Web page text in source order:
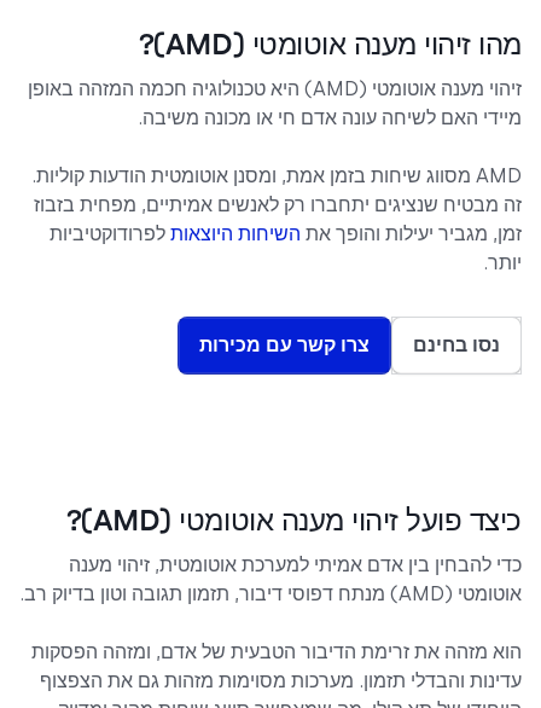
מהו זיהוי מענה אוטומטי (AMD)?
זיהוי מענה אוטומטי (AMD) היא טכנולוגיה חכמה המזהה באופן
מיידי האם לשיחה עונה אדם חי או מכונה משיבה.
AMD מסווג שיחות בזמן אמת, ומסנן אוטומטית הודעות קוליות.
זה מבטיח שנציגים יתחברו רק לאנשים אמיתיים, מפחית בזבוז
זמן, מגביר יעילות והופך אתהשיחות היוצאותלפרודוקטיביות
יותר.
נסו בחינם צרו קשר עם מכירות
כיצד פועל זיהוי מענה אוטומטי (AMD)?
כדי להבחין בין אדם אמיתי למערכת אוטומטית, זיהוי מענה
אוטומטי (AMD) מנתח דפוסי דיבור, תזמון תגובה וטון בדיוק רב.
הוא מזהה את זרימת הדיבור הטבעית של אדם, ומזהה הפסקות
עדינות והבדלי תזמון. מערכות מסוימות מזהות גם את הצפצוף